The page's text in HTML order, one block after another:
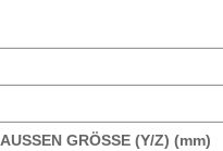
AUSSEN GRÖSSE (Y/Z) (mm)